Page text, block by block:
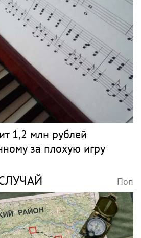
1,2 млн рублей
за плохую игру
Поп